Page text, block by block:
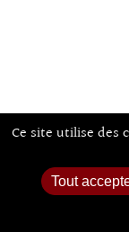
Ce site utilise des
Tout